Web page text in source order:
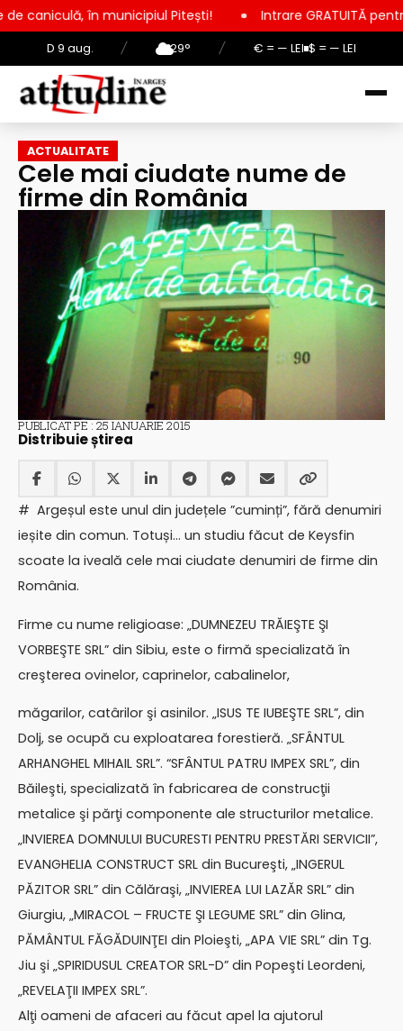
D 9 aug. / 29° / € = — LEI $ = — LEI
Pitești! Intrare GRATUITĂ pentru copii, elevi și
ACTUALITATE
Cele mai ciudate nume de
firme din România
PUBLICAT PE : 25 IANUARIE 2015
Distribuie știrea
# Argeșul este unul din județele ”cuminți”, fără denumiri
ieșite din comun. Totuși… un studiu făcut de Keysfin
scoate la iveală cele mai ciudate denumiri de firme din
România.
Firme cu nume religioase: „DUMNEZEU TRĂIEŞTE ŞI
VORBEŞTE SRL” din Sibiu, este o firmă specializată în
creşterea ovinelor, caprinelor, cabalinelor,
măgarilor, catârilor şi asinilor. „ISUS TE IUBEŞTE SRL”, din
Dolj, se ocupă cu exploatarea forestieră. „SFÂNTUL
ARHANGHEL MIHAIL SRL”. “SFÂNTUL PATRU IMPEX SRL”, din
Băileşti, specializată în fabricarea de construcţii
metalice şi părţi componente ale structurilor metalice.
„INVIEREA DOMNULUI BUCURESTI PENTRU PRESTĂRI SERVICII”,
EVANGHELIA CONSTRUCT SRL din Bucureşti, „INGERUL
PĂZITOR SRL” din Călăraşi, „INVIEREA LUI LAZĂR SRL” din
Giurgiu, „MIRACOL – FRUCTE ŞI LEGUME SRL” din Glina,
PĂMÂNTUL FĂGĂDUINŢEI din Ploieşti, „APA VIE SRL” din Tg.
Jiu şi „SPIRIDUSUL CREATOR SRL-D” din Popeşti Leordeni,
„REVELAŢII IMPEX SRL”.
Alţi oameni de afaceri au făcut apel la ajutorul